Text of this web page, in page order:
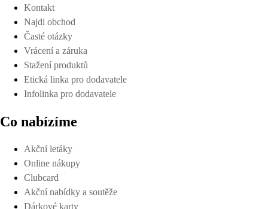
Kontakt
Najdi obchod
Časté otázky
Vrácení a záruka
Stažení produktů
Etická linka pro dodavatele
Infolinka pro dodavatele
Co nabízíme
Akční letáky
Online nákupy
Clubcard
Akční nabídky a soutěže
Dárkové karty